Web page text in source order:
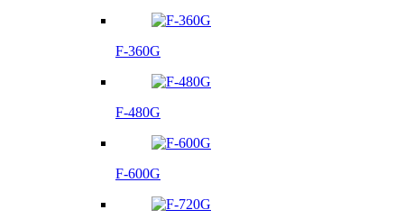
F-360G
F-480G
F-600G